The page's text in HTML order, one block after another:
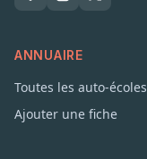
ANNUAIRE
Toutes les auto-écoles
Ajouter une fiche